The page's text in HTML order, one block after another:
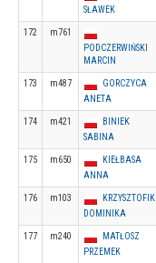
SŁAWEK
172
m761
PODCZERWIŃSKI
MARCIN
173 m487
GORCZYCA
ANETA
174 m421
BINIEK
SABINA
175 m650
KIEŁBASA
ANNA
176 m103
KRZYSZTOFIK
DOMINIKA
177 m240
MATŁOSZ
PRZEMEK